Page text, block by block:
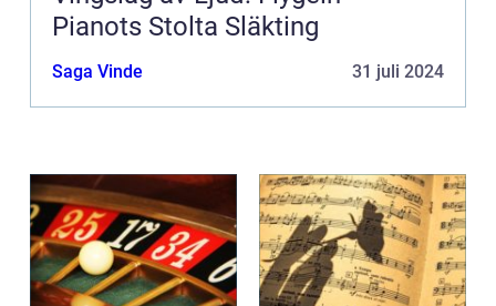
Pianots Stolta Släkting
Saga Vinde 31 juli 2024